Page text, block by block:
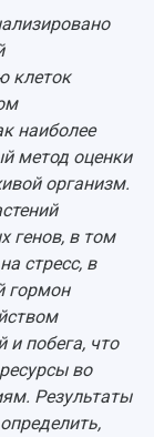
клеток
наиболее
метод оценки
организм.
генов, в том
стресс, в
гормон
и побега, что
во
Результаты